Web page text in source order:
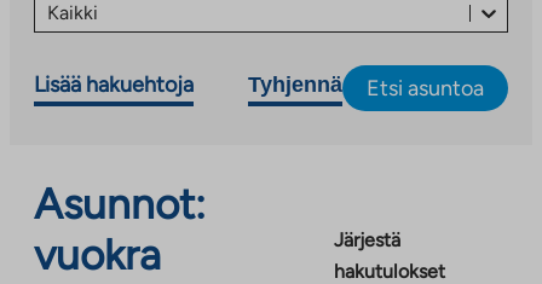
Kaikki
Lisää hakuehtoja Tyhjennä Etsi asuntoa
Asunnot:
vuokra
Järjestä
hakutulokset